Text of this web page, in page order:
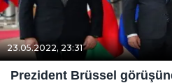
23.05.2022, 23:31
Prezident Brüssel